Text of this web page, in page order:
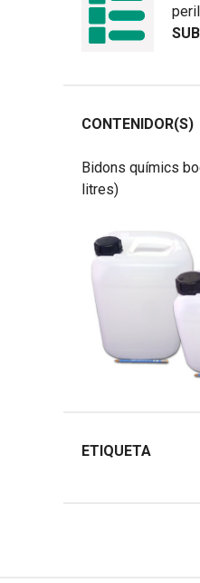
CONTENIDOR(S)
Bidons químics
litres)
ETIQUETA